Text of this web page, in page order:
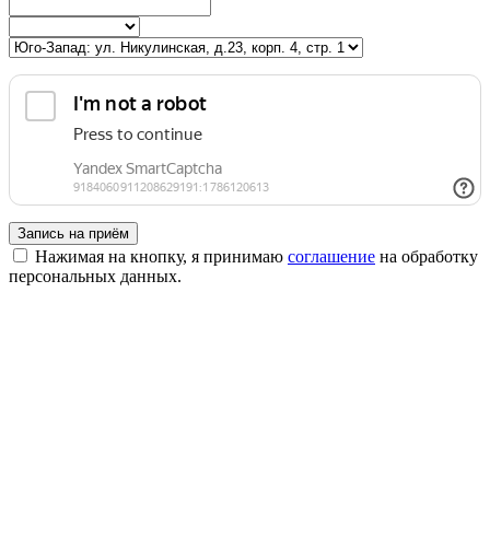
Запись на приём
Нажимая на кнопку, я принимаю соглашение на обработку
персональных данных.